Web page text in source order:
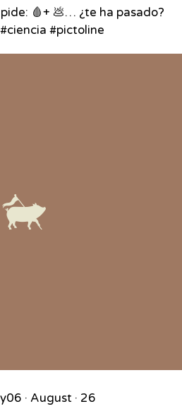
🩸+ 💩… ¿te ha pasado?
#pictoline
06 · August · 26